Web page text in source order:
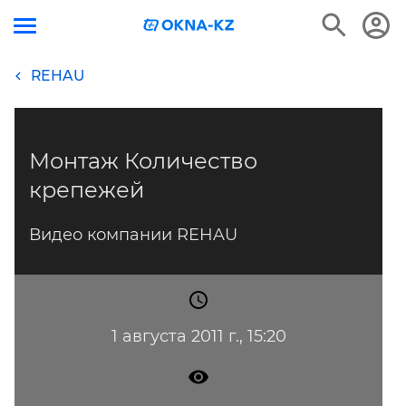
REHAU
Монтаж Количество
крепежей
Видео компании REHAU
1 августа 2011 г., 15:20